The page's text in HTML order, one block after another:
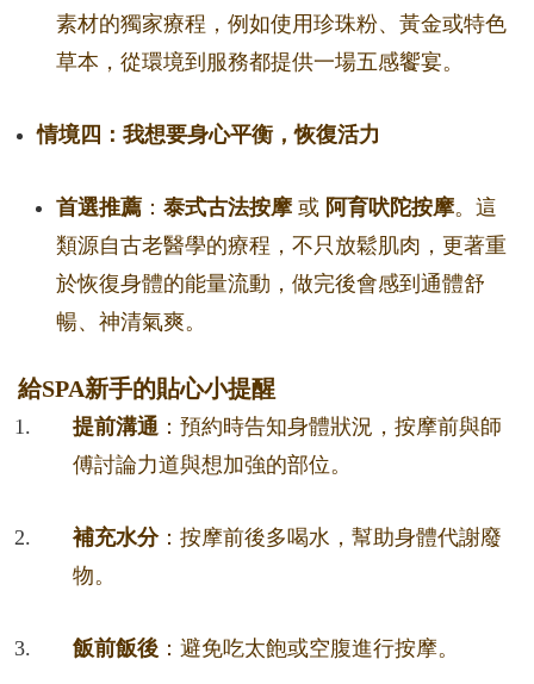
素材的獨家療程，例如使用珍珠粉、黃金或特色
草本，從環境到服務都提供一場五感饗宴。
情境四：我想要身心平衡，恢復活力
首選推薦 ： 泰式古法按摩或 阿育吠陀按摩。這
類源自古老醫學的療程，不只放鬆肌肉，更著重
於恢復身體的能量流動，做完後會感到通體舒
暢、神清氣爽。
給SPA新手的貼心小提醒
提前溝通 ：預約時告知身體狀況，按摩前與師
傅討論力道與想加強的部位。
補充水分：按摩前後多喝水，幫助身體代謝廢
物。
飯前飯後 ：避免吃太飽或空腹進行按摩。